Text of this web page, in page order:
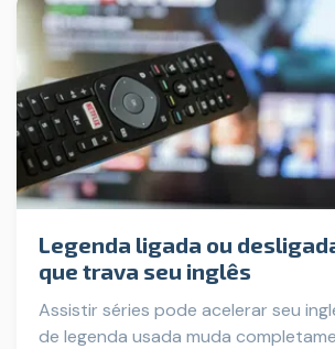
Legenda ligada ou
que trava seu inglês
Assistir séries pode acelerar seu
de legenda usada muda